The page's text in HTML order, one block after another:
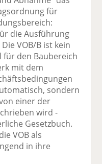
für
die Ausführung
VOB/B ist kein
für den Baubereich
mit dem
sondern
einer der
wird -
Gesetzbuch.
VOB als
in ihre